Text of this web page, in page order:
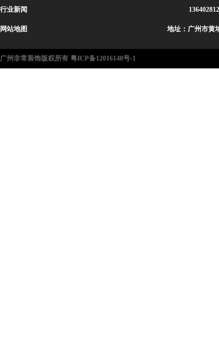
行业新闻
网站地图 地址：广州市黄
广州非常装饰版权所有 粤ICP备12016148号-1